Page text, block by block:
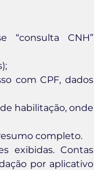
“consulta CNH”
com CPF, dados
habilitação, onde
completo.
exibidas. Contas
por aplicativo